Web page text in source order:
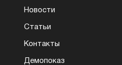
Новости
Статьи
Контакты
Демопоказ